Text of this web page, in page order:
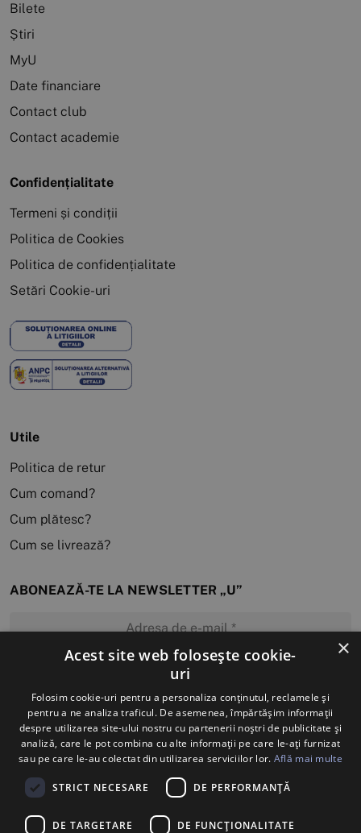
Bilete
Știri
MyU
Date financiare
Contact club
Contact academie
Confidențialitate
Termeni și condiții
Politica de Cookies
Politica de confidențialitate
Setări Cookie-uri
Utile
Politica de retur
Cum comand?
Cum plătesc?
Cum se livrează?
ABONEAZĂ-TE LA NEWSLETTER „U”
MĂ ABONEZ
×
Acest site web folosește cookie-
uri
Folosim cookie-uri pentru a personaliza conținutul, reclamele și
pentru a ne analiza traficul. De asemenea, împărtășim informații
despre utilizarea site-ului nostru cu partenerii noștri de publicitate și
analiză, care le pot combina cu alte informații pe care le-ați furnizat
sau pe care le-au colectat din utilizarea serviciilor lor. Află mai multe
STRICT NECESARE DE PERFORMANȚĂ
DE TARGETARE DE FUNCŢIONALITATE